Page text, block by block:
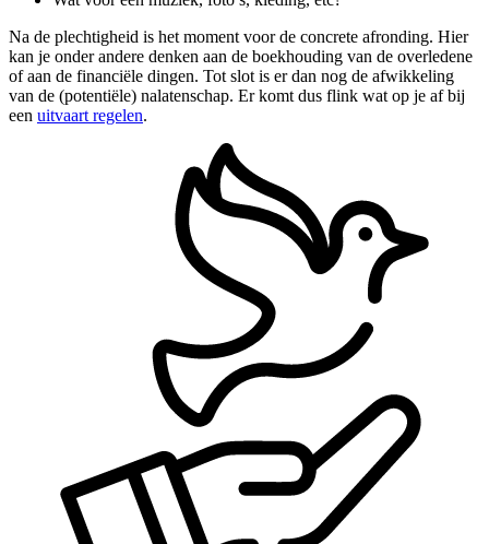
Na de plechtigheid is het moment voor de concrete afronding. Hier
kan je onder andere denken aan de boekhouding van de overledene
of aan de financiële dingen. Tot slot is er dan nog de afwikkeling
van de (potentiële) nalatenschap. Er komt dus flink wat op je af bij
een uitvaart regelen.